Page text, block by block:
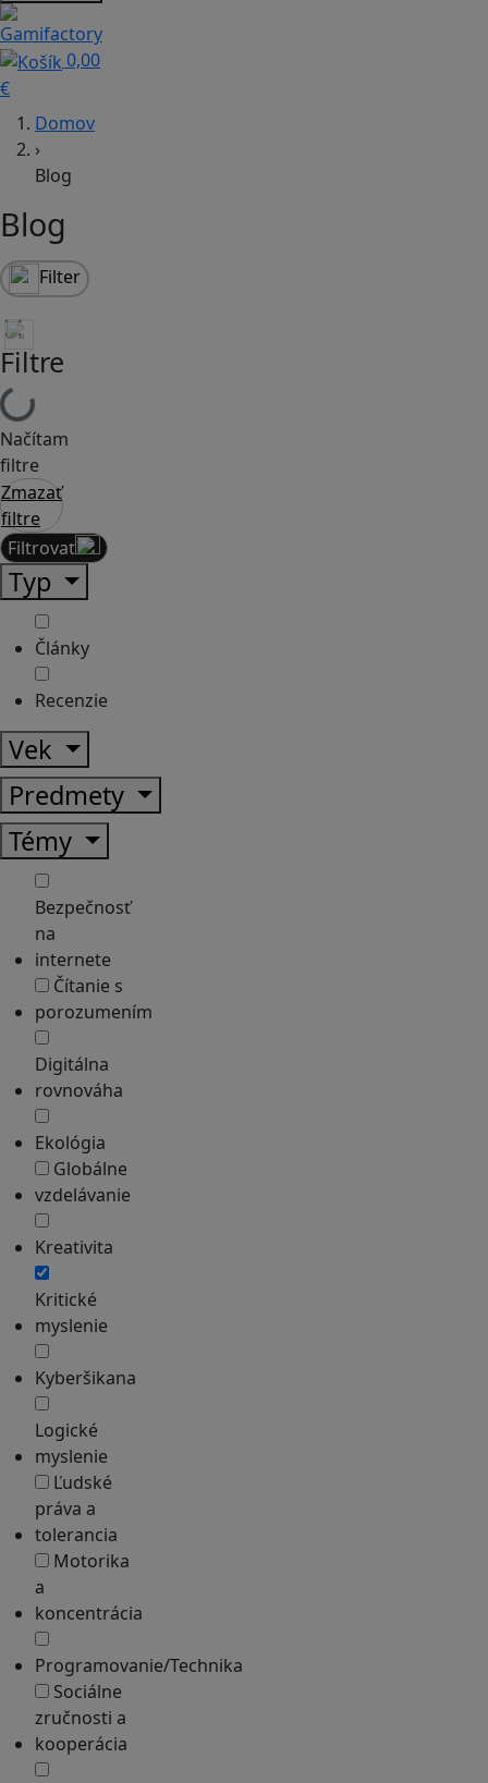
0,00
€
Domov
›
Blog
Blog
Filter
Filtre
Načítam
filtre
Zmazať
filtre
Filtrovať
Typ
Články
Recenzie
Vek
Predmety
Témy
Bezpečnosť
na
internete
Čítanie s
porozumením
Digitálna
rovnováha
Ekológia
Globálne
vzdelávanie
Kreativita
Kritické
myslenie
Kyberšikana
Logické
myslenie
Ľudské
práva a
tolerancia
Motorika
a
koncentrácia
Programovanie/Technika
Sociálne
zručnosti a
kooperácia